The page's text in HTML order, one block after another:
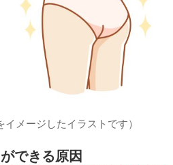
イメージしたイラストです）
できる原因